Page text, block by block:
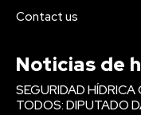
Contact us
Noticias de
SEGURIDAD
TODOS: DIPUTADO